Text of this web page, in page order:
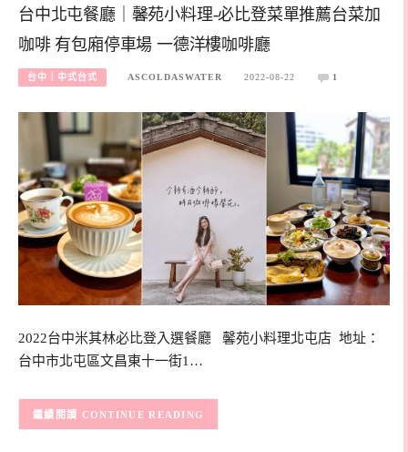
台中北屯餐廳｜馨苑小料理-必比登菜單推薦台菜加
咖啡 有包廂停車場 一德洋樓咖啡廳
台中｜中式台式 ASCOLDASWATER 2022-08-22 1
2022台中米其林必比登入選餐廳 馨苑小料理北屯店 地址：
台中市北屯區文昌東十一街1…
CONTINUE READING